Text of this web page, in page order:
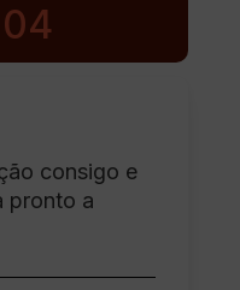
consigo e
pronto a